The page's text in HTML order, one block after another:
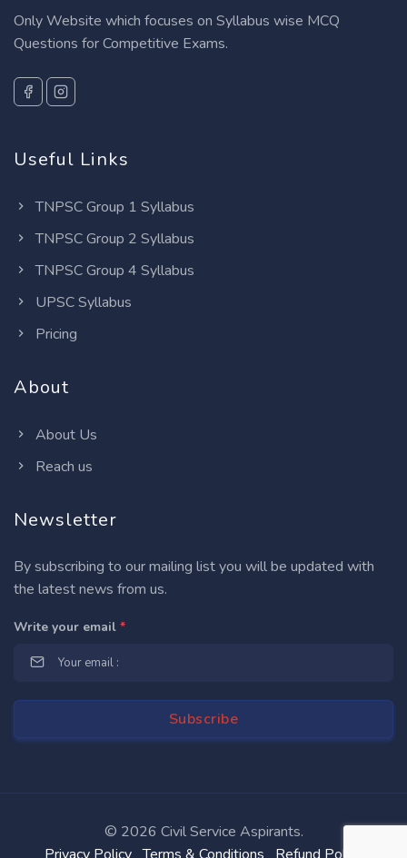
Only Website which focuses on Syllabus wise MCQ
Questions for Competitive Exams.
Useful Links
TNPSC Group 1 Syllabus
TNPSC Group 2 Syllabus
TNPSC Group 4 Syllabus
UPSC Syllabus
Pricing
About
About Us
Reach us
Newsletter
By subscribing to our mailing list you will be updated with
the latest news from us.
Write your email *
© 2026 Civil Service Aspirants.